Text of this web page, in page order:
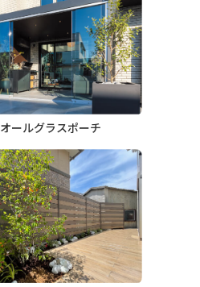
オールグラスポーチ